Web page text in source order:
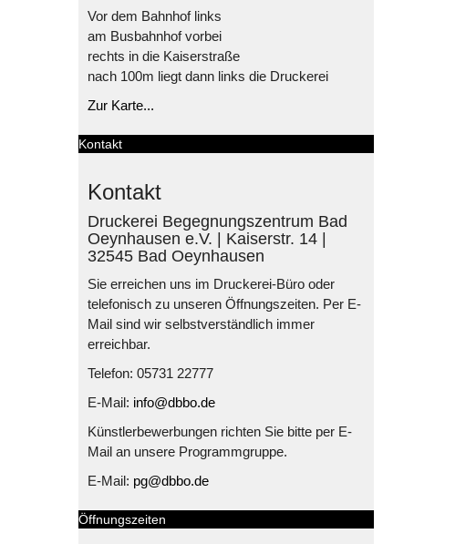
Vor dem Bahnhof links
am Busbahnhof vorbei
rechts in die Kaiserstraße
nach 100m liegt dann links die Druckerei
Zur Karte...
Kontakt
Kontakt
Druckerei Begegnungszentrum Bad
Oeynhausen e.V. | Kaiserstr. 14 |
32545 Bad Oeynhausen
Sie erreichen uns im Druckerei-Büro oder
telefonisch zu unseren Öffnungszeiten. Per E-
Mail sind wir selbstverständlich immer
erreichbar.
Telefon: 05731 22777
E-Mail: info@dbbo.de
Künstlerbewerbungen richten Sie bitte per E-
Mail an unsere Programmgruppe.
E-Mail: pg@dbbo.de
Öffnungszeiten